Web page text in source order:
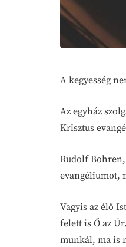
A kegyesség
Az egyház
Krisztus
Rudolf
evangéliumot,
Vagyis az élő
felett is Ő az
munkál, ma is